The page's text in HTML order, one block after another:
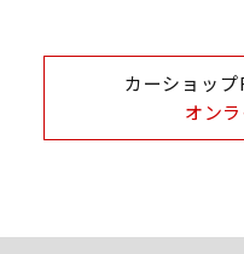
カーショッ
オン